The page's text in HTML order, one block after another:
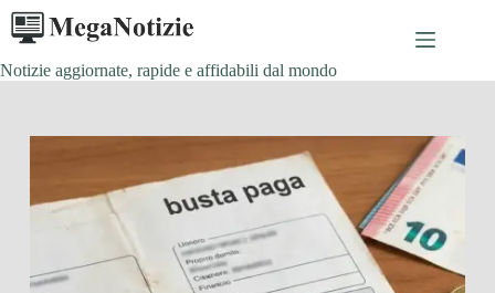
Salta
contenuto
Notizie aggiornate, rapide e affidabili dal mondo